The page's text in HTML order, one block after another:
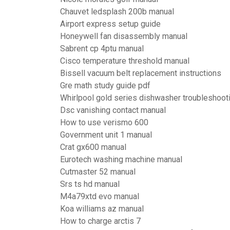
Chauvet ledsplash 200b manual
Airport express setup guide
Honeywell fan disassembly manual
Sabrent cp 4ptu manual
Cisco temperature threshold manual
Bissell vacuum belt replacement instructions
Gre math study guide pdf
Whirlpool gold series dishwasher
Dsc vanishing contact manual
How to use verismo 600
Government unit 1 manual
Crat gx600 manual
Eurotech washing machine manual
Cutmaster 52 manual
Srs ts hd manual
M4a79xtd evo manual
Koa williams az manual
How to charge arctis 7